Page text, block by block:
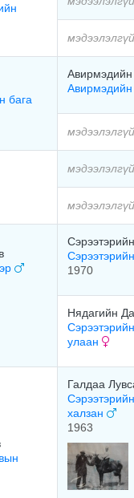
мэдээлэлгүй
бага
Авирмэдийн
мэдээлэлгүй
мэдээлэлгүй
мэдээлэлгүй
1970
Нядагийн
улаан
Галдаа
халзан
1963